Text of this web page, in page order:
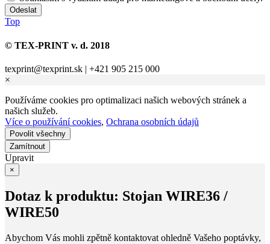
Top
© TEX-PRINT v. d. 2018
texprint@texprint.sk | +421 905 215 000
×
Používáme cookies pro optimalizaci našich webových stránek a
našich služeb.
Více o používání cookies, Ochrana osobních údajů
Upravit
×
Dotaz k produktu: Stojan WIRE36 /
WIRE50
Abychom Vás mohli zpětně kontaktovat ohledně Vašeho poptávky,